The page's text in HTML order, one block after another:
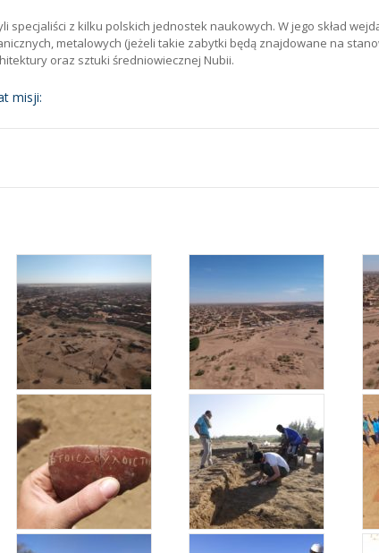
specjaliści z kilku polskich jednostek naukowych. W jego skład
metalowych (jeżeli takie zabytki będą znajdowane na
oraz sztuki średniowiecznej Nubii.
misji: